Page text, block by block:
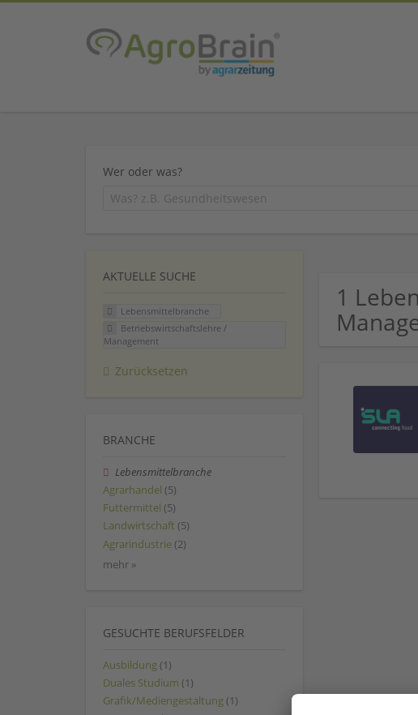
Wer oder was?
1
AKTUELLE SUCHE
Lebensmittelbranche
Betriebswirtschaftslehre /
Management
Zurücksetzen
BRANCHE
Lebensmittelbranche
Agrarhandel (5)
Futtermittel (5)
Landwirtschaft (5)
Agrarindustrie (2)
mehr »
GESUCHTE BERUFSFELDER
Ausbildung (1)
Duales Studium (1)
Grafik/Mediengestaltung (1)